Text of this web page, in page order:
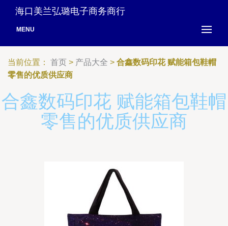
海口美兰弘璐电子商务商行
MENU
当前位置： 首页 > 产品大全 > 合鑫数码印花 赋能箱包鞋帽
零售的优质供应商
合鑫数码印花 赋能箱包鞋帽
零售的优质供应商